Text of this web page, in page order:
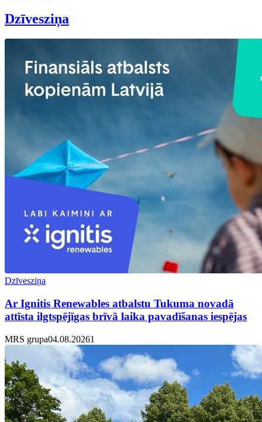
Dzīvesziņa
Dzīvesziņa
Ar Ignitis Renewables atbalstu Tukuma novadā
attīsta ilgtspējīgas brīvā laika pavadīšanas iespējas
MRS grupa04.08.20261